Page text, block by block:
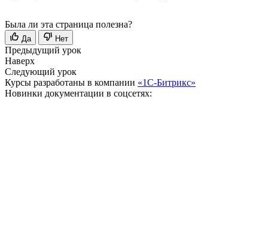
Была ли эта страница полезна?
Да Нет
Предыдущий урок
Наверх
Следующий урок
Курсы разработаны в компании «1С-Битрикс»
Новинки документации в соцсетях: